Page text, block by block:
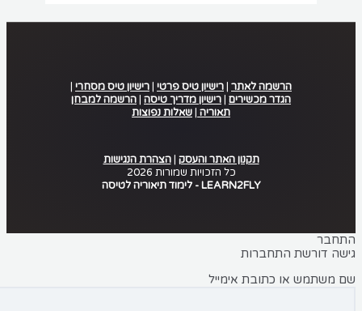
הרשמה לאתר|רישיון טיס פרטי|רישיון טיס מסחרי|
הגדר מכשירים|רישיון מדריך טיסה|הרשמה למבחן
תאוריה|שאלות נפוצות
תקנון האתר והעסק|הצהרת הנגישות
כל הזכויות שמורות 2026
LEARN2FLY - לימוד תיאוריה לטיסה
דורשת התחברות
או כתובת אימייל